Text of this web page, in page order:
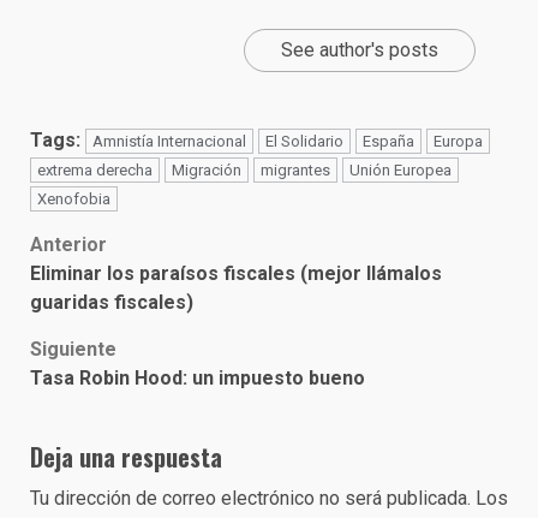
See author's posts
Tags: Amnistía Internacional El Solidario España
Europa
extrema derecha
Migración migrantes
Unión Europea
Xenofobia
Post
navigation
Anterior
Eliminar los paraísos fiscales (mejor llámalos
guaridas fiscales)
Siguiente
Tasa Robin Hood: un impuesto bueno
Deja una respuesta
Tu dirección de correo electrónico no será publicada. Los